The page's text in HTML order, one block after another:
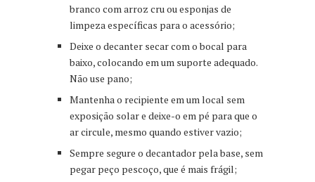
branco com arroz cru ou esponjas de
limpeza específicas para o acessório;
Deixe o decanter secar com o bocal para
baixo, colocando em um suporte adequado.
Não use pano;
Mantenha o recipiente em um local sem
exposição solar e deixe-o em pé para que o
ar circule, mesmo quando estiver vazio;
Sempre segure o decantador pela base, sem
pegar peço pescoço, que é mais frágil;